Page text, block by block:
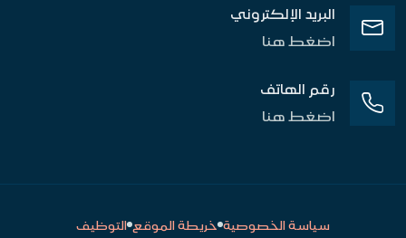
البريد الإلكتروني
اضغط هنا
رقم الهاتف
اضغط هنا
سياسة الخصوصية خريطة الموقع التوظيف